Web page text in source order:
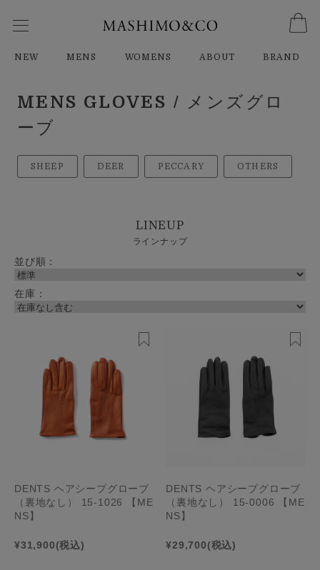
NEW MENS WOMENS ABOUT BRAND
MENS GLOVES / メンズグロ
ーブ
SHEEP DEER PECCARY OTHERS
LINEUP
ラインナップ
並び順：
在庫：
DENTS ヘアシープグローブ
（裏地なし） 15-1026 【ME
NS】
¥31,900(税込)
DENTS ヘアシープグローブ
（裏地なし） 15-0006 【ME
NS】
¥29,700(税込)